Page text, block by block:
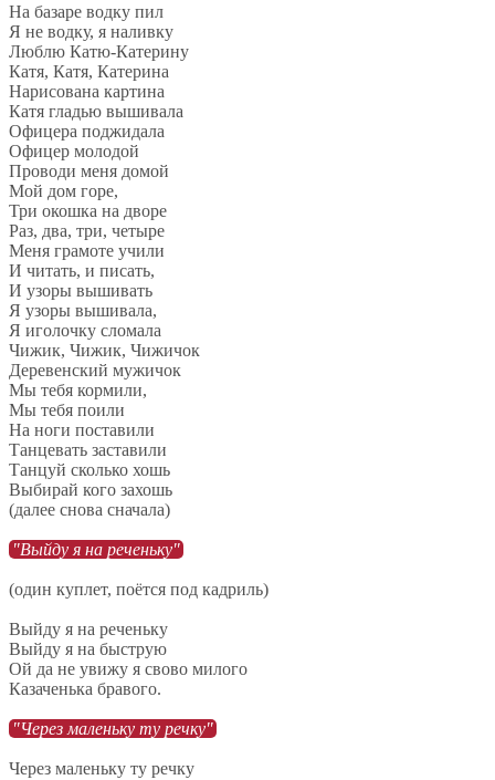
На базаре водку пил
Я не водку, я наливку
Люблю Катю-Катерину
Катя, Катя, Катерина
Нарисована картина
Катя гладью вышивала
Офицера поджидала
Офицер молодой
Проводи меня домой
Мой дом горе,
Три окошка на дворе
Раз, два, три, четыре
Меня грамоте учили
И читать, и писать,
И узоры вышивать
Я узоры вышивала,
Я иголочку сломала
Чижик, Чижик, Чижичок
Деревенский мужичок
Мы тебя кормили,
Мы тебя поили
На ноги поставили
Танцевать заставили
Танцуй сколько хошь
Выбирай кого захошь
(далее снова сначала)
"Выйду я на реченьку"
(один куплет, поётся под кадриль)
Выйду я на реченьку
Выйду я на быструю
Ой да не увижу я свово милого
Казаченька бравого.
"Через маленьку ту речку"
Через маленьку ту речку